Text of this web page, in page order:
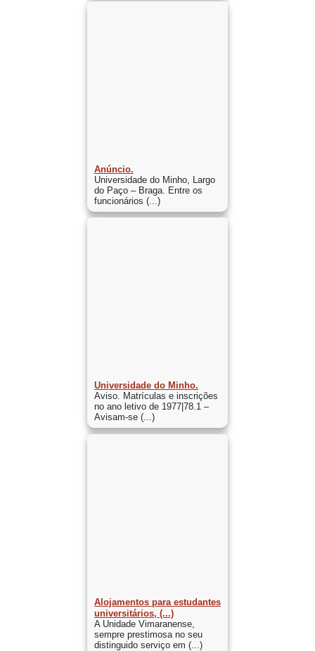
Anúncio.
Universidade do Minho, Largo
do Paço – Braga. Entre os
funcionários (...)
Universidade do Minho.
Aviso. Matrículas e inscrições
no ano letivo de 1977|78.1 –
Avisam-se (...)
Alojamentos para estudantes
universitários, (...)
A Unidade Vimaranense,
sempre prestimosa no seu
distinguido serviço em (...)